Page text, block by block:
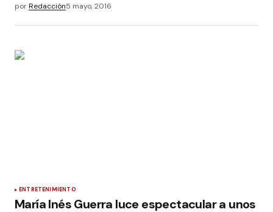
porRedacción5 mayo, 2016
ENTRETENIMIENTO
María Inés Guerra luce espectacular a unos